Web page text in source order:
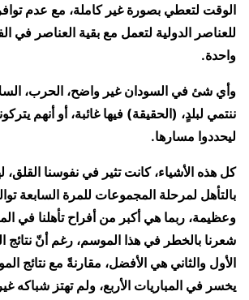
الوقت لتعطي بصورة غير كاملة، مع عدم
للعناصر الدولية لتعمل مع بقية العناصر في
واحدة.
وأي شئ في السودان غير واضح، الحرب،
ننتمي لبلدٍ، (الحقيقة) فيها غائبة، أو أنهم
ليحددوا مسارها.
كل هذه الأشياء، كانت تثير في نفوسنا القلق،
بالتأهل لمرحلة المجموعات للمرة السابعة
وعظيمة، ربما هي أكبر من أفراح تأهلنا في
شعرنا بالخطر في هذا الموسم، رغم أنّ نتائج
الأول والثاني هي الأفضل، مقارنةً مع نتائج
يخسر في المباريات الأربع، ولم تهتز شباكه